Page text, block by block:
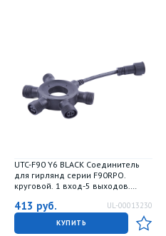
UTC-F90 Y6 BLACK Соединитель
для гирлянд серии F90RPO.
круговой. 1 вход-5 выходов.
413 руб. UL-00013230
КУПИТЬ